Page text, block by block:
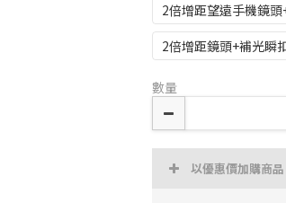
2倍增距望遠手機鏡
2倍增距鏡頭+補光瞬
數量
以優惠價加購商品